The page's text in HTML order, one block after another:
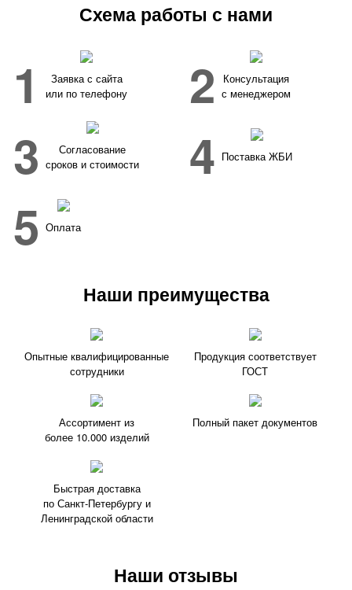
Схема работы с нами
1
Заявка с сайта
или по телефону
2
Консультация
с менеджером
3
Согласование
сроков и стоимости
4 Поставка ЖБИ
5 Оплата
Наши преимущества
Опытные квалифицированные
сотрудники
Продукция соответствует
ГОСТ
Ассортимент из
более 10.000 изделий
Полный пакет документов
Быстрая доставка
по Санкт-Петербургу и
Ленинградской области
Наши отзывы